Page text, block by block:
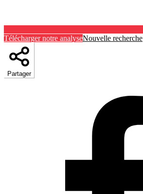
Télécharger notre analyseNouvelle recherche
Partager